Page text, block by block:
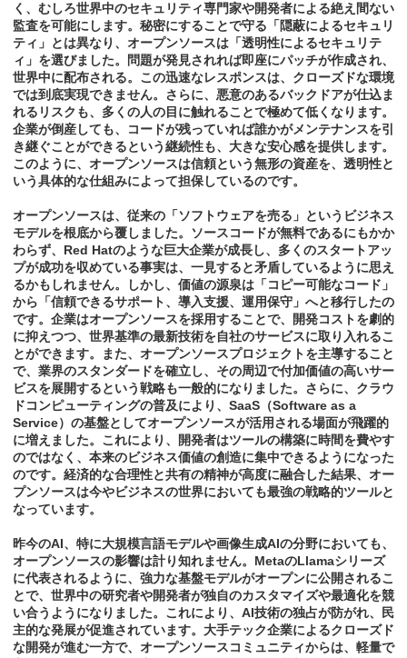
く、むしろ世界中のセキュリティ専門家や開発者による絶え間ない
監査を可能にします。秘密にすることで守る「隠蔽によるセキュリ
ティ」とは異なり、オープンソースは「透明性によるセキュリテ
ィ」を選びました。問題が発見されれば即座にパッチが作成され、
世界中に配布される。この迅速なレスポンスは、クローズドな環境
では到底実現できません。さらに、悪意のあるバックドアが仕込ま
れるリスクも、多くの人の目に触れることで極めて低くなります。
企業が倒産しても、コードが残っていれば誰かがメンテナンスを引
き継ぐことができるという継続性も、大きな安心感を提供します。
このように、オープンソースは信頼という無形の資産を、透明性と
いう具体的な仕組みによって担保しているのです。
オープンソースは、従来の「ソフトウェアを売る」というビジネス
モデルを根底から覆しました。ソースコードが無料であるにもかか
わらず、Red Hatのような巨大企業が成長し、多くのスタートアッ
プが成功を収めている事実は、一見すると矛盾しているように思え
るかもしれません。しかし、価値の源泉は「コピー可能なコード」
から「信頼できるサポート、導入支援、運用保守」へと移行したの
です。企業はオープンソースを採用することで、開発コストを劇的
に抑えつつ、世界基準の最新技術を自社のサービスに取り入れるこ
とができます。また、オープンソースプロジェクトを主導すること
で、業界のスタンダードを確立し、その周辺で付加価値の高いサー
ビスを展開するという戦略も一般的になりました。さらに、クラウ
ドコンピューティングの普及により、SaaS（Software as a
Service）の基盤としてオープンソースが活用される場面が飛躍的
に増えました。これにより、開発者はツールの構築に時間を費やす
のではなく、本来のビジネス価値の創造に集中できるようになった
のです。経済的な合理性と共有の精神が高度に融合した結果、オー
プンソースは今やビジネスの世界においても最強の戦略的ツールと
なっています。
昨今のAI、特に大規模言語モデルや画像生成AIの分野においても、
オープンソースの影響は計り知れません。MetaのLlamaシリーズ
に代表されるように、強力な基盤モデルがオープンに公開されるこ
とで、世界中の研究者や開発者が独自のカスタマイズや最適化を競
い合うようになりました。これにより、AI技術の独占が防がれ、民
主的な発展が促進されています。大手テック企業によるクローズド
な開発が進む一方で、オープンソースコミュニティからは、軽量で